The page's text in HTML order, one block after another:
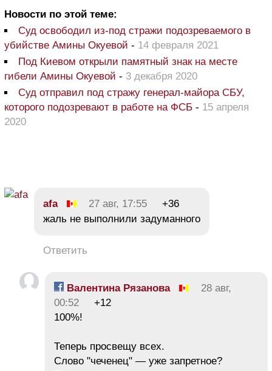
Новости по этой теме:
Суд освободил из-под стражи подозреваемого в
убийстве Амины Окуевой - 14 февраля 2021
Под Киевом открыли памятный знак на месте
гибели Амины Окуевой - 3 декабря 2020
Суд отправил под стражу генерал-майора СБУ,
которого подозревают в работе на ФСБ - 15 апреля
2020
afa 27 авг, 17:55
+36
жаль не выполнили задуманного
Ответить
Валентина Рязанова
28 авг,
00:52
+12
100%!
Теперь просвещу всех.
Слово "чеченец" — уже запретное?